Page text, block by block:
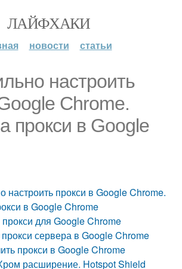
ЛАЙФХАКИ
новости статьи
настроить
Chrome.
прокси в Google
настроить прокси в Google Chrome.
в Google Chrome
для Google Chrome
сервера в Google Chrome
прокси в Google Chrome
расширение. Hotspot Shield